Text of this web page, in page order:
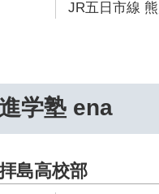
JR五日市線
進学塾 ena
島高校部